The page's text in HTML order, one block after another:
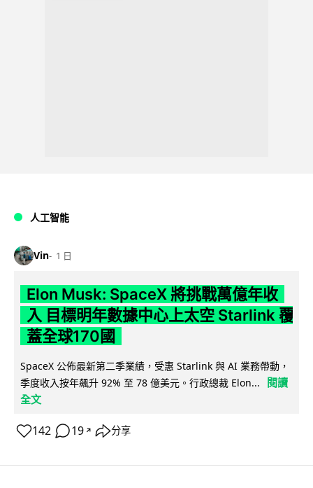
人工智能
Vin 1 日
Elon Musk: SpaceX 將挑戰萬億年收
入 目標明年數據中心上太空 Starlink 覆
蓋全球170國
SpaceX 公佈最新第二季業績，受惠 Starlink 與 AI 業務帶動，
季度收入按年飆升 92% 至 78 億美元。行政總裁 Elon...
閱讀
全文
142 19 ↗ 分享